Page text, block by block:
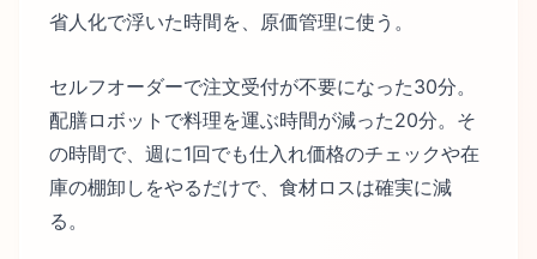
省人化で浮いた時間を、原価管理に使う。
セルフオーダーで注文受付が不要になった30分。
配膳ロボットで料理を運ぶ時間が減った20分。そ
の時間で、週に1回でも仕入れ価格のチェックや在
庫の棚卸しをやるだけで、食材ロスは確実に減
る。